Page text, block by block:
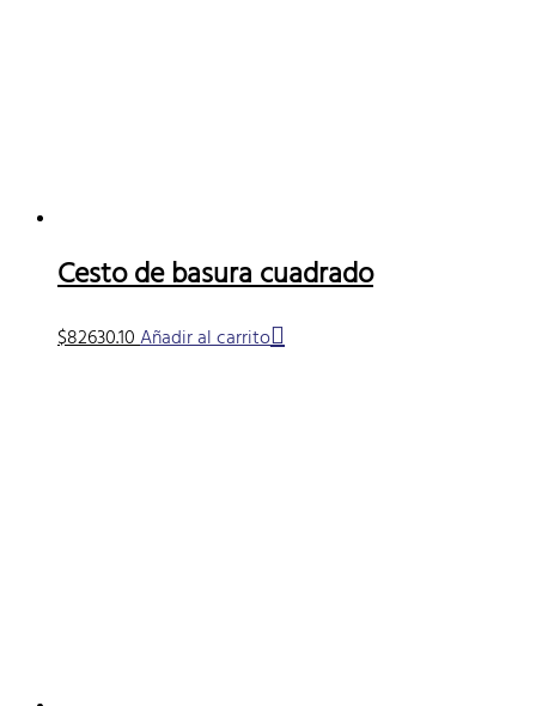
Cesto de basura cuadrado
$82630.10 Añadir al carrito